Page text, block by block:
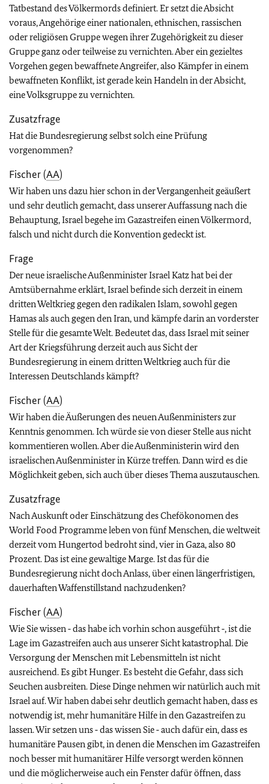
Tatbestand des Völkermords definiert. Er setzt die Absicht
voraus, Angehörige einer nationalen, ethnischen, rassischen
oder religiösen Gruppe wegen ihrer Zugehörigkeit zu dieser
Gruppe ganz oder teilweise zu vernichten. Aber ein gezieltes
Vorgehen gegen bewaffnete Angreifer, also Kämpfer in einem
bewaffneten Konflikt, ist gerade kein Handeln in der Absicht,
eine Volksgruppe zu vernichten.
Zusatzfrage
Hat die Bundesregierung selbst solch eine Prüfung
vorgenommen?
Fischer (AA)
Wir haben uns dazu hier schon in der Vergangenheit geäußert
und sehr deutlich gemacht, dass unserer Auffassung nach die
Behauptung, Israel begehe im Gazastreifen einen Völkermord,
falsch und nicht durch die Konvention gedeckt ist.
Frage
Der neue israelische Außenminister Israel Katz hat bei der
Amtsübernahme erklärt, Israel befinde sich derzeit in einem
dritten Weltkrieg gegen den radikalen Islam, sowohl gegen
Hamas als auch gegen den Iran, und kämpfe darin an vorderster
Stelle für die gesamte Welt. Bedeutet das, dass Israel mit seiner
Art der Kriegsführung derzeit auch aus Sicht der
Bundesregierung in einem dritten Weltkrieg auch für die
Interessen Deutschlands kämpft?
Fischer (AA)
Wir haben die Äußerungen des neuen Außenministers zur
Kenntnis genommen. Ich würde sie von dieser Stelle aus nicht
kommentieren wollen. Aber die Außenministerin wird den
israelischen Außenminister in Kürze treffen. Dann wird es die
Möglichkeit geben, sich auch über dieses Thema auszutauschen.
Zusatzfrage
Nach Auskunft oder Einschätzung des Chefökonomen des
World Food Programme leben von fünf Menschen, die weltweit
derzeit vom Hungertod bedroht sind, vier in Gaza, also 80
Prozent. Das ist eine gewaltige Marge. Ist das für die
Bundesregierung nicht doch Anlass, über einen längerfristigen,
dauerhaften Waffenstillstand nachzudenken?
Fischer (AA)
Wie Sie wissen ‑ das habe ich vorhin schon ausgeführt ‑, ist die
Lage im Gazastreifen auch aus unserer Sicht katastrophal. Die
Versorgung der Menschen mit Lebensmitteln ist nicht
ausreichend. Es gibt Hunger. Es besteht die Gefahr, dass sich
Seuchen ausbreiten. Diese Dinge nehmen wir natürlich auch mit
Israel auf. Wir haben dabei sehr deutlich gemacht haben, dass es
notwendig ist, mehr humanitäre Hilfe in den Gazastreifen zu
lassen. Wir setzen uns ‑ das wissen Sie ‑ auch dafür ein, dass es
humanitäre Pausen gibt, in denen die Menschen im Gazastreifen
noch besser mit humanitärer Hilfe versorgt werden können
und die möglicherweise auch ein Fenster dafür öffnen, dass